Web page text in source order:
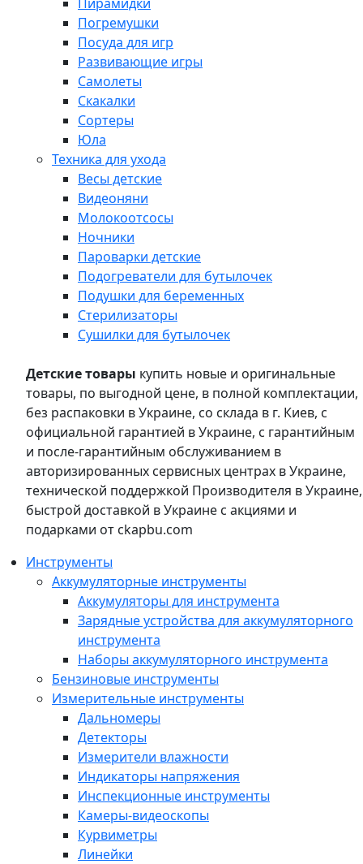
Погремушки
Посуда для игр
Развивающие игры
Самолеты
Скакалки
Сортеры
Юла
Техника для ухода
Весы детские
Видеоняни
Молокоотсосы
Ночники
Пароварки детские
Подогреватели для бутылочек
Подушки для беременных
Стерилизаторы
Сушилки для бутылочек
Детские товары купить новые и оригинальные
товары, по выгодной цене, в полной комплектации,
без распаковки в Украине, со склада в г. Киев, с
официальной гарантией в Украине, с гарантийным
и после-гарантийным обслуживанием в
авторизированных сервисных центрах в Украине,
технической поддержкой Производителя в Украине,
быстрой доставкой в Украине с акциями и
подарками от ckapbu.com
Инструменты
Аккумуляторные инструменты
Аккумуляторы для инструмента
Зарядные устройства для аккумуляторного
инструмента
Наборы аккумуляторного инструмента
Бензиновые инструменты
Измерительные инструменты
Дальномеры
Детекторы
Измерители влажности
Индикаторы напряжения
Инспекционные инструменты
Камеры-видеоскопы
Курвиметры
Линейки